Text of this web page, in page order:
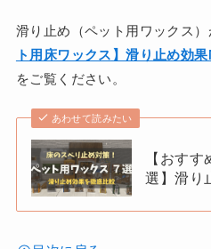
滑り止め（ペット用ワックス
ト用床ワックス】滑り止め効
をご覧ください。
あわせて読みたい
【おす
選】滑り